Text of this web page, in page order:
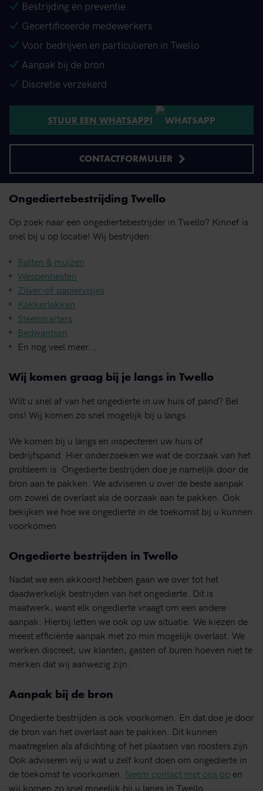
Bestrijding én preventie
Gecertificeerde medewerkers
Voor bedrijven en particulieren in Twello
Aanpak bij de bron
Discretie verzekerd
STUUR EEN WHATSAPP!
CONTACTFORMULIER
Ongediertebestrijding Twello
Op zoek naar een ongediertebestrijder in Twello? Kinnef is
snel bij u op locatie! Wij bestrijden:
Ratten & muizen
Wespennesten
Zilver-of papiervisjes
Kakkerlakken
Steenmarters
Bedwantsen
En nog veel meer...
Wij komen graag bij je langs in Twello
Wilt u snel af van het ongedierte in uw huis of pand? Bel
ons! Wij komen zo snel mogelijk bij u langs.
We komen bij u langs en inspecteren uw huis of
bedrijfspand. Hier onderzoeken we wat de oorzaak van het
probleem is. Ongedierte bestrijden doe je namelijk door de
bron aan te pakken. We adviseren u over de beste aanpak
om zowel de overlast als de oorzaak aan te pakken. Ook
bekijken we hoe we ongedierte in de toekomst bij u kunnen
voorkomen.
Ongedierte bestrijden in Twello
Nadat we een akkoord hebben gaan we over tot het
daadwerkelijk bestrijden van het ongedierte. Dit is
maatwerk, want elk ongedierte vraagt om een andere
aanpak. Hierbij letten we ook op uw situatie. We kiezen de
meest efficiënte aanpak met zo min mogelijk overlast. We
werken discreet; uw klanten, gasten of buren hoeven niet te
merken dat wij aanwezig zijn.
Aanpak bij de bron
Ongedierte bestrijden is ook voorkomen. En dat doe je door
de bron van het overlast aan te pakken. Dit kunnen
maatregelen als afdichting of het plaatsen van roosters zijn.
Ook adviseren wij u wat u zelf kunt doen om ongedierte in
de toekomst te voorkomen. Neem contact met ons op en
wij komen zo snel mogelijk bij u langs in Twello.